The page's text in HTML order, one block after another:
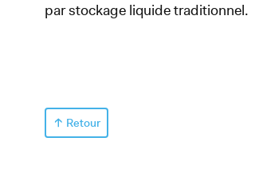
par stockage liquide traditionnel.
Retour